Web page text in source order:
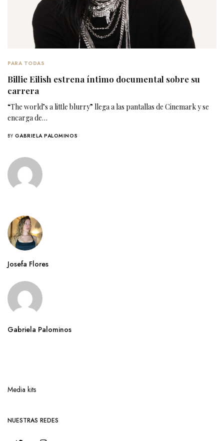
PARA TODAS
Billie Eilish estrena íntimo documental sobre su
carrera
“The world’s a little blurry” llega a las pantallas de Cinemark y se
encarga de…
BY GABRIELA PALOMINOS
Josefa Flores
Gabriela Palominos
Media kits
NUESTRAS REDES